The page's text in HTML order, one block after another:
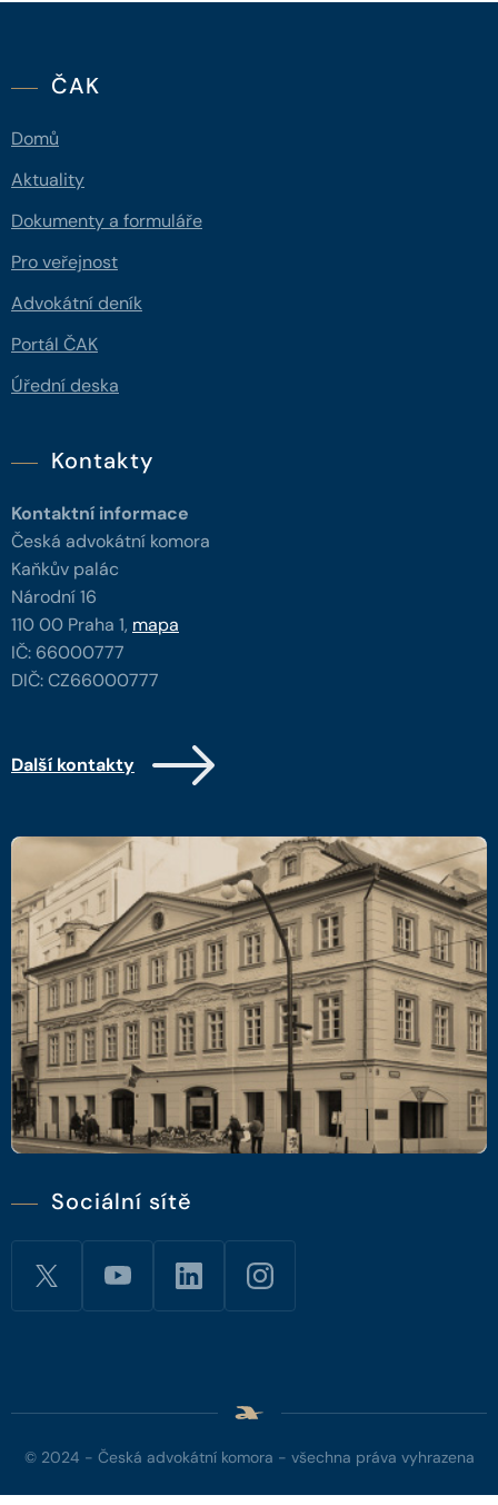
ČAK
Domů
Aktuality
Dokumenty a formuláře
Pro veřejnost
Advokátní deník
Portál ČAK
Úřední deska
Kontakty
Kontaktní informace
Česká advokátní komora
Kaňkův palác
Národní 16
110 00 Praha 1, mapa
IČ: 66000777
DIČ: CZ66000777
Další kontakty
Sociální sítě
© 2024 - Česká advokátní komora - všechna práva vyhrazena